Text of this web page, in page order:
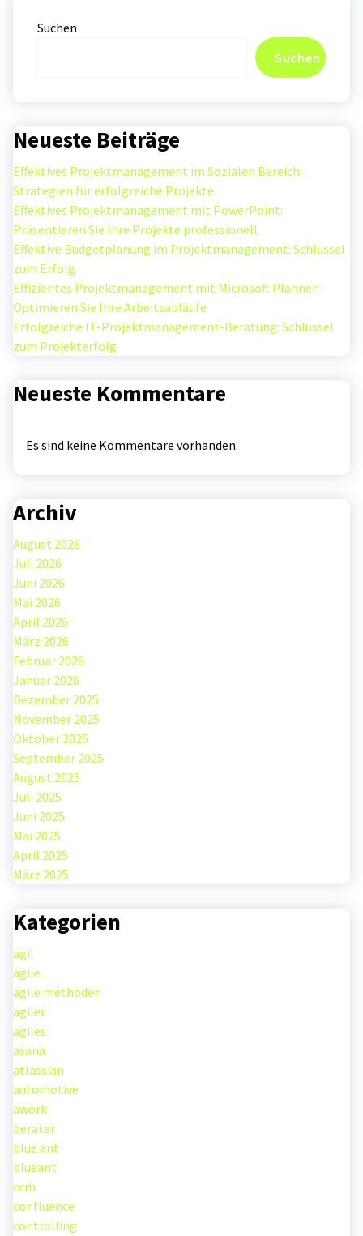
Suchen
Suchen
Neueste Beiträge
Effektives Projektmanagement im Sozialen Bereich:
Strategien für erfolgreiche Projekte
Effektives Projektmanagement mit PowerPoint:
Präsentieren Sie Ihre Projekte professionell
Effektive Budgetplanung im Projektmanagement: Schlüssel
zum Erfolg
Effizientes Projektmanagement mit Microsoft Planner:
Optimieren Sie Ihre Arbeitsabläufe
Erfolgreiche IT-Projektmanagement-Beratung: Schlüssel
zum Projekterfolg
Neueste Kommentare
Es sind keine Kommentare vorhanden.
Archiv
August 2026
Juli 2026
Juni 2026
Mai 2026
April 2026
März 2026
Februar 2026
Januar 2026
Dezember 2025
November 2025
Oktober 2025
September 2025
August 2025
Juli 2025
Juni 2025
Mai 2025
April 2025
März 2025
Kategorien
agil
agile
agile methoden
agiler
agiles
asana
atlassian
automotive
awork
berater
blue ant
blueant
ccm
confluence
controlling